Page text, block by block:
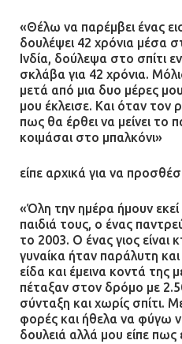
«Θέλω να παρέμβει ένας
δουλέψει 42 χρόνια μέσα
Ινδία, δούλεψα στο σπίτι
σκλάβα για 42 χρόνια.
μετά από μια δυο μέρες
μου έκλεισε. Και όταν τον
πως θα έρθει να μείνει το
κοιμάσαι στο μπαλκόνι»
είπε αρχικά για να
«Όλη την ημέρα ήμουν
παιδιά τους, ο ένας
το 2003. Ο ένας γιος είναι
γυναίκα ήταν παράλυτη
είδα και έμεινα κοντά της
πέταξαν στον δρόμο με
σύνταξη και χωρίς σπίτι.
φορές και ήθελα να φύγω
δουλειά αλλά μου είπε πως